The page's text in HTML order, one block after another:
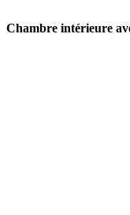
Chambre intérieure